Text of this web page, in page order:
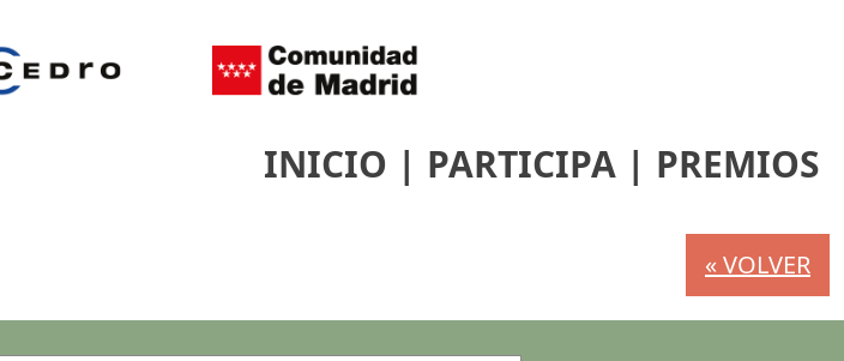
INICIO | PARTICIPA | PREMIOS
« VOLVER